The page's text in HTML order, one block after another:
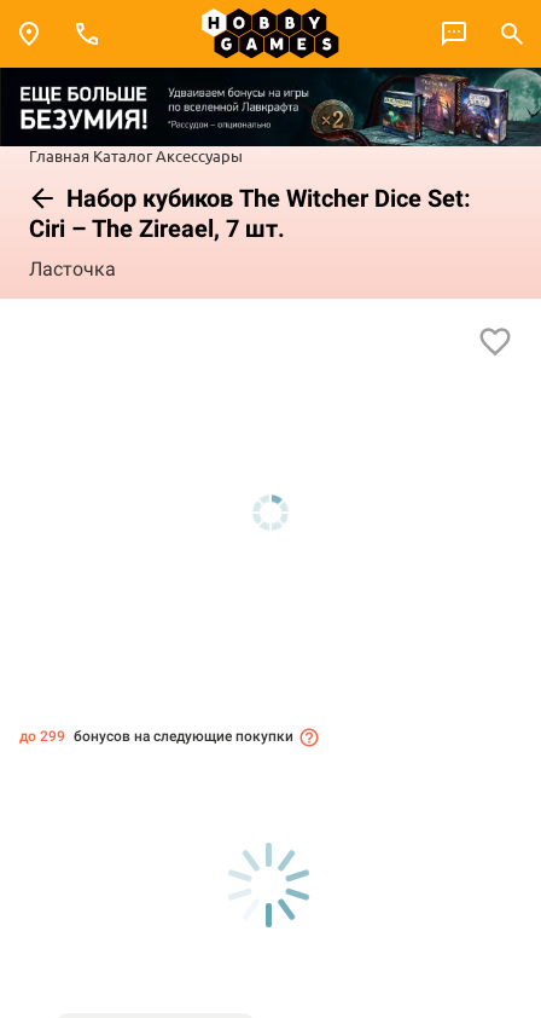
Главная КаталогАксессуары
Набор кубиков The Witcher Dice Set:
Ciri – The Zireael, 7 шт.
Ласточка
до 299 бонусов на следующие покупки